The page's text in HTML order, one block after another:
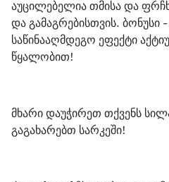
აუცილებელია თმისა და
და გამაგრებისთვის. ბონუსი
საწინააღმდეგო ეფექტი
წყალობით!
მხარი დაუჭირეთ თქვენს
გაგახარებთ სარკეში!